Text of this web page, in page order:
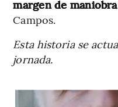
margen de
Campos.
Esta historia se
jornada.